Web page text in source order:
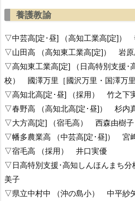
養護教諭
▽中芸高[定･昼] （高知工業高[定]）
▽山田高 （高知東工業高[定]） 岩原
▽高知東工業高[定] （日高特別支援･
校） 國澤万里［國沢万里・国澤万里
▽高知北高[定･昼] （採用） 竹之下
▽春野高 （高知北高[定･昼]） 杉内
▽大方高[定] （宿毛高） 西森由樹子
▽幡多農業高 （中芸高[定･昼]） 宮
▽宿毛高 （採用） 井口実優
▽日高特別支援･高知しんほんまち
美子
▽県立中村中 （沖の島小） 中平紗